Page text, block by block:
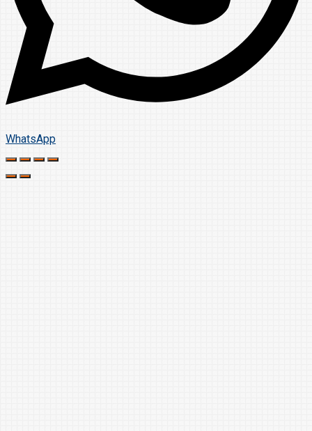
WhatsApp